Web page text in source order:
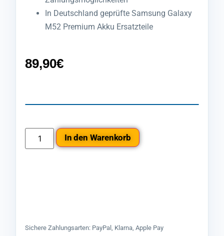
In Deutschland geprüfte Samsung Galaxy
M52 Premium Akku Ersatzteile
89,90€
In den Warenkorb
Sichere Zahlungsarten: PayPal, Klarna, Apple Pay